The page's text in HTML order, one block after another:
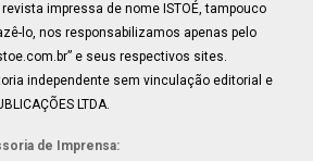
impressa de nome ISTOÉ, tampouco
lo, nos responsabilizamos apenas pelo
e seus respectivos sites.
independente sem vinculação editorial e
LTDA.
de Imprensa: